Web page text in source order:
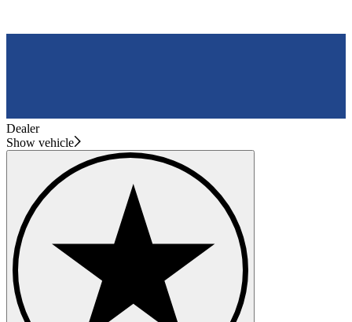
Dealer
Show vehicle